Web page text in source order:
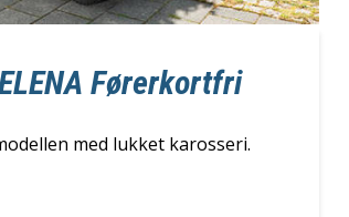
ELENA Førerkortfri
med lukket karosseri.